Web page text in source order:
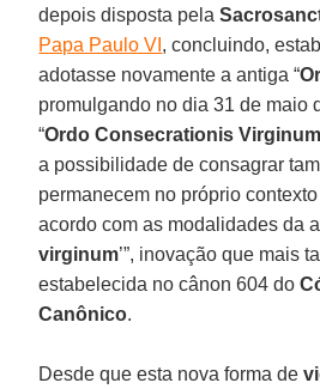
depois disposta pela
Papa Paulo VI , concluindo,
adotasse novamente a antiga “
promulgando no dia 31 de maio
“Ordo Consecrationis
a possibilidade de consagrar
permanecem no próprio
acordo com as modalidades da
virginum’”, inovação que mais
estabelecida no cânon 604 do
Canônico.
Desde que esta nova forma de